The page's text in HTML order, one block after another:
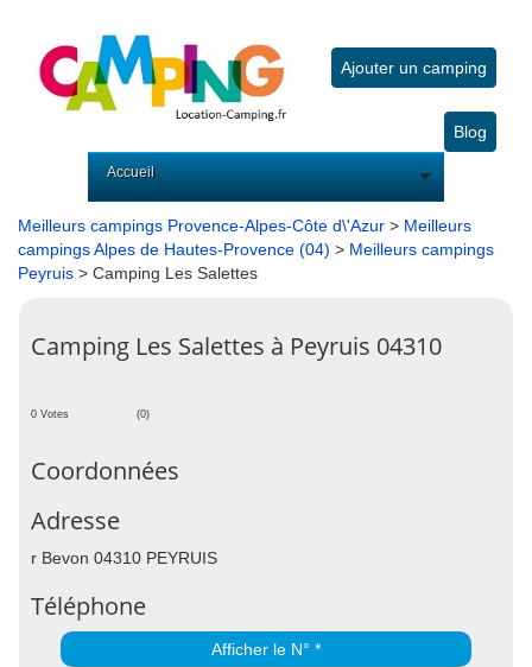
Ajouter un camping
Blog
Accueil
Meilleurs campings Provence-Alpes-Côte d\'Azur > Meilleurs
campings Alpes de Hautes-Provence (04) > Meilleurs campings
Peyruis > Camping Les Salettes
Camping Les Salettes à Peyruis 04310
0 Votes (0)
Coordonnées
Adresse
r Bevon 04310 PEYRUIS
Téléphone
Afficher le N° *